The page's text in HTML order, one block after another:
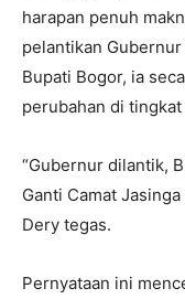
harapan penuh
pelantikan
Bupati Bogor, ia
perubahan di tingkat
“Gubernur dilantik,
Ganti Camat
Dery tegas.
Pernyataan ini